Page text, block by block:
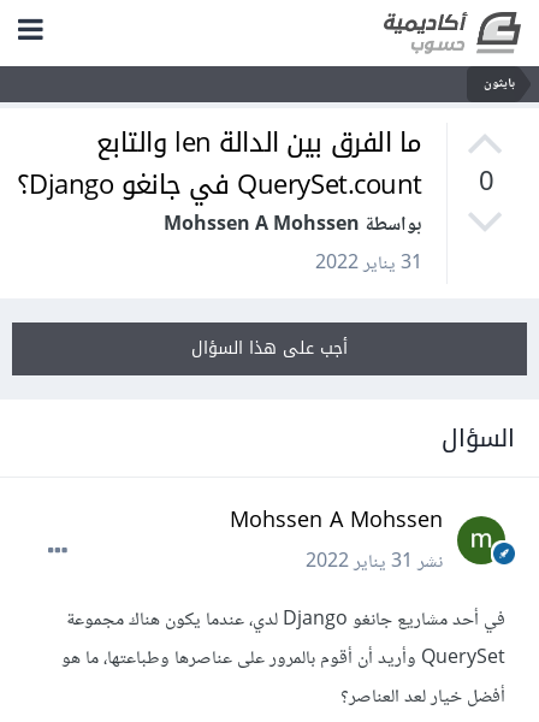
بايثون
0
ما الفرق بين الدالة len والتابع
QuerySet.count في جانغو Django؟
بواسطة Mohssen A Mohssen
31 يناير 2022
أجب على هذا السؤال
السؤال
Mohssen A Mohssen
نشر31 يناير 2022
في أحد مشاريع جانغو Django لدي، عندما يكون هناك مجموعة
QuerySet وأريد أن أقوم بالمرور على عناصرها وطباعتها، ما هو
أفضل خيار لعد العناصر؟